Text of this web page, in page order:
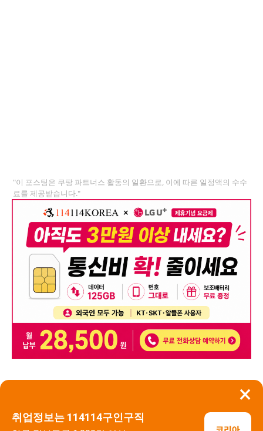
×
취업정보는 114114구인구직
"이 포스팅은 쿠팡 파트너스 활동의 일환으로, 이에 따른 일정액의 수수
료를 제공받습니다."